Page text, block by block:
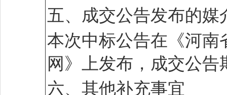
五、成交公告发布的媒
本次中标公告在《河南
网》上发布，成交公
六、其他补充事宜